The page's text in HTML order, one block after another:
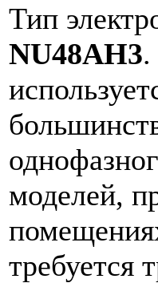
Тип
NU48AH3.
моделей,
требуется